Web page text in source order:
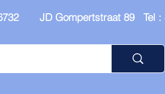
JD Gompertstraat 89 Tel :